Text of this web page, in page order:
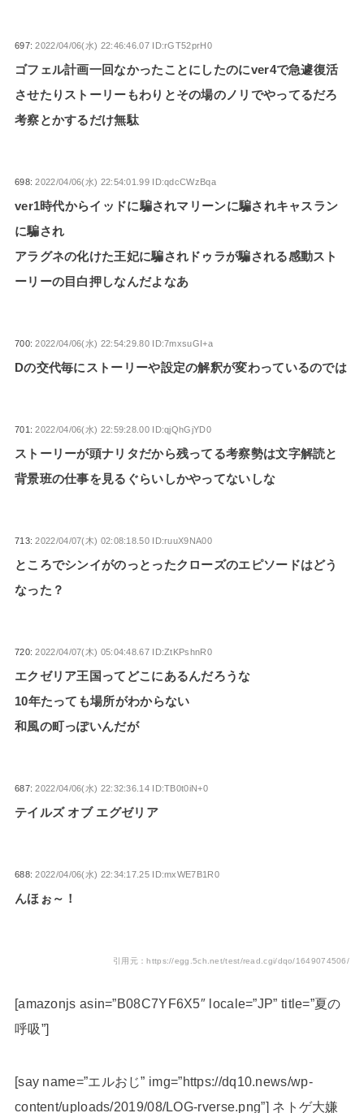
697:2022/04/06(水) 22:46:46.07 ID:rGT52prH0
ゴフェル計画一回なかったことにしたのにver4で急遽復活
させたりストーリーもわりとその場のノリでやってるだろ
考察とかするだけ無駄
698:2022/04/06(水) 22:54:01.99 ID:qdcCWzBqa
ver1時代からイッドに騙されマリーンに騙されキャスラン
に騙され
アラグネの化けた王妃に騙されドゥラが騙される感動スト
ーリーの目白押しなんだよなあ
700:2022/04/06(水) 22:54:29.80 ID:7mxsuGI+a
Dの交代毎にストーリーや設定の解釈が変わっているのでは
701:2022/04/06(水) 22:59:28.00 ID:qjQhGjYD0
ストーリーが頭ナリタだから残ってる考察勢は文字解読と
背景班の仕事を見るぐらいしかやってないしな
713:2022/04/07(木) 02:08:18.50 ID:ruuX9NA00
ところでシンイがのっとったクローズのエピソードはどう
なった？
720:2022/04/07(木) 05:04:48.67 ID:ZtKPshnR0
エクゼリア王国ってどこにあるんだろうな
10年たっても場所がわからない
和風の町っぽいんだが
687:2022/04/06(水) 22:32:36.14 ID:TB0t0iN+0
テイルズ オブ エグゼリア
688:2022/04/06(水) 22:34:17.25 ID:mxWE7B1R0
んほぉ～！
引用元：https://egg.5ch.net/test/read.cgi/dqo/1649074506/
[amazonjs asin=”B08C7YF6X5″ locale=”JP” title=”夏の
呼吸”]
[say name=”エルおじ” img=”https://dq10.news/wp-
content/uploads/2019/08/LOG-rverse.png”] ネトゲ大嫌